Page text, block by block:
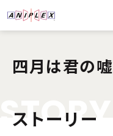
四月は君の嘘
STORY
ストーリー